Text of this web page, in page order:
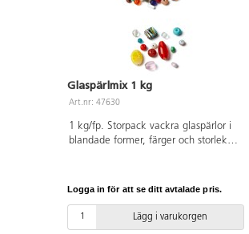
Glaspärlmix 1 kg
Art.nr: 47630
1 kg/fp. Storpack vackra glaspärlor i
blandade former, färger och storlekar.
Logga in för att se ditt avtalade pris.
Lägg i varukorgen